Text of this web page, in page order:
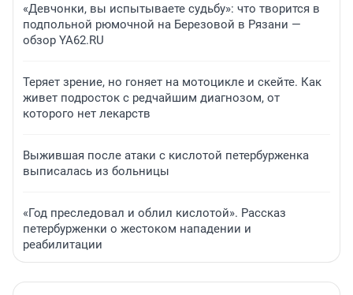
«Девчонки, вы испытываете судьбу»: что творится в
подпольной рюмочной на Березовой в Рязани —
обзор YA62.RU
Теряет зрение, но гоняет на мотоцикле и скейте. Как
живет подросток с редчайшим диагнозом, от
которого нет лекарств
Выжившая после атаки с кислотой петербурженка
выписалась из больницы
«Год преследовал и облил кислотой». Рассказ
петербурженки о жестоком нападении и
реабилитации